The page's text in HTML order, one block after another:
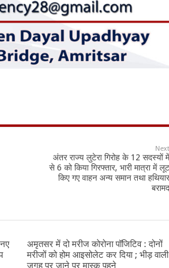
Next
अंतर राज्य लुटेरा गिरोह के 12 सदस्यों में
से 6 को किया गिरफ्तार, भारी मात्रा में लूट
किए गए वाहन अन्य समान तथा हथियार
बरामद
अमृतसर में दो मरीज कोरोना पॉजिटिव : दोनों
मरीजों को होम आइसोलेट कर दिया ; भीड़ वाली
जगह पर जाने पर मास्क पहने